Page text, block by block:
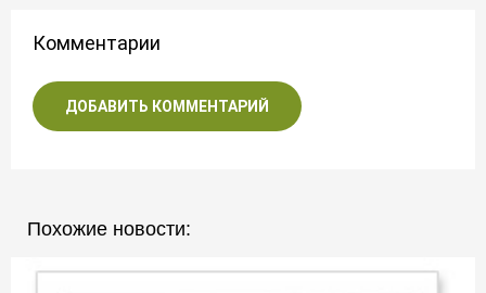
Комментарии
ДОБАВИТЬ КОММЕНТАРИЙ
Похожие новости: